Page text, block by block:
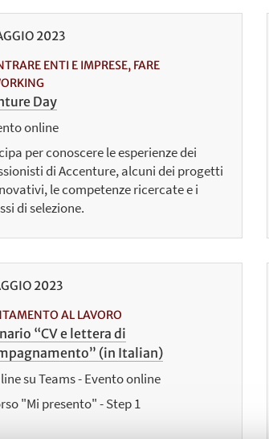
2023
ENTI E IMPRESE, FARE
Day
online
per conoscere le esperienze dei
di Accenture, alcuni dei progetti
le competenze ricercate e i
di selezione.
2023
AL LAVORO
“CV e lettera di
(in Italian)
su Teams - Evento online
"Mi presento" - Step 1